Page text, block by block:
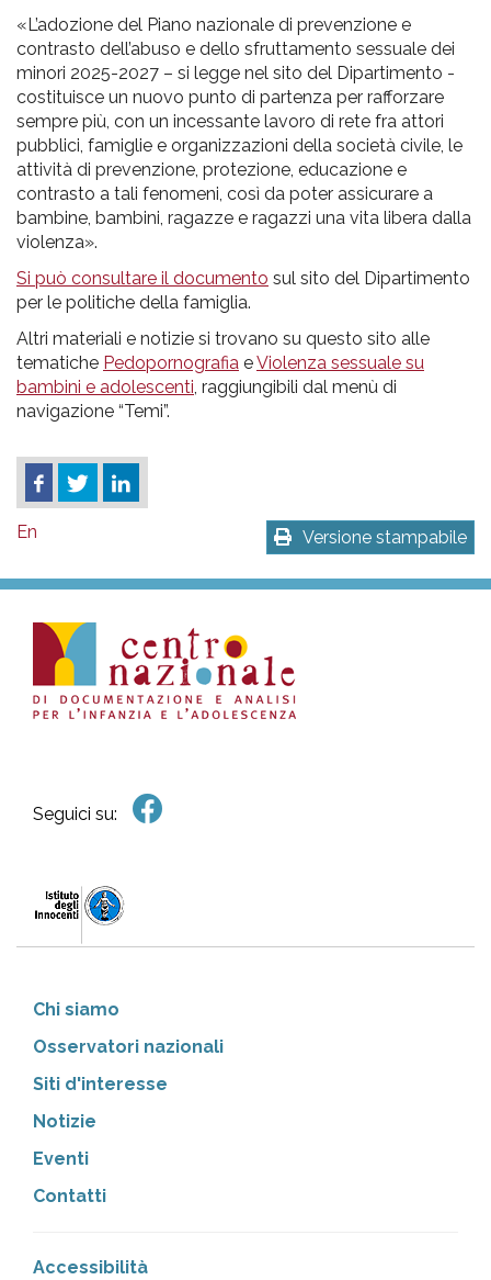
«L’adozione del Piano nazionale di prevenzione e
contrasto dell’abuso e dello sfruttamento sessuale dei
minori 2025-2027 – si legge nel sito del Dipartimento -
costituisce un nuovo punto di partenza per rafforzare
sempre più, con un incessante lavoro di rete fra attori
pubblici, famiglie e organizzazioni della società civile, le
attività di prevenzione, protezione, educazione e
contrasto a tali fenomeni, così da poter assicurare a
bambine, bambini, ragazze e ragazzi una vita libera dalla
violenza».
Si può consultare il documento sul sito del Dipartimento
per le politiche della famiglia.
Altri materiali e notizie si trovano su questo sito alle
tematiche Pedopornografia eViolenza sessuale su
bambini e adolescenti , raggiungibili dal menù di
navigazione “Temi”.
Versione stampabile
En
Seguici su:
Chi siamo
Osservatori nazionali
Siti d'interesse
Notizie
Eventi
Contatti
Accessibilità